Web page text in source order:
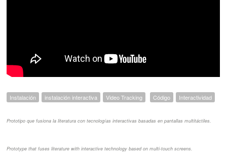
Instalación instalación interactiva Video Tracking Código Interactividad
Prototipo que fusiona la literatura con tecnologías interactivas basadas en pantallas multitáctiles.
Prototype that fuses literature with interactive technology based on multi-touch screens.